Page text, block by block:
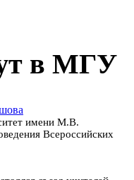
в МГУ
имени М.В.
Всероссийских